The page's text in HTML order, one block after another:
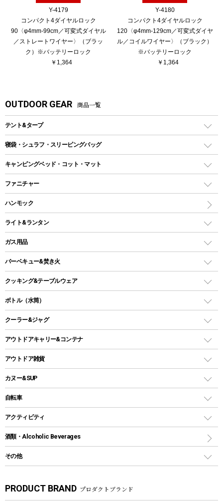
Y-4179
コンパクト4ダイヤルロック
90〈φ4mm-99cm／可変式ダイヤル
／ストレートワイヤー〉（ブラッ
ク）※バッテリーロック
￥1,364
Y-4180
コンパクト4ダイヤルロック
120〈φ4mm-129cm／可変式ダイヤ
ル／コイルワイヤー〉（ブラック）
※バッテリーロック
￥1,364
OUTDOOR GEAR 商品一覧
テント&タープ
テント
ツールームテント
ワンポールテント
シェルターテント
ロッジ型・オリジナルテント
タープ
スクエアタープ（レクタタープ）
メッシュタープ
自立式タープ
パラソル
テントアクセサリー
ペグ
グランドシート
ガイドロープ
ツール
寝袋・シュラフ・スリーピングバッグ
レクタングラー型（封筒型）シュラフ
インナーシュラフ
キャンピングベッド・コット・マット
キャンピングベッド・コット
インフレータブルマット
ファニチャー
アウトドアテーブル
レジャーシート
ハンモック
ライト&ランタン
LEDランタン
ガスランタン
オイルランタン
LEDライト
ヘッドライト
キャンドル
ガス用品
ガスバーナー
ガス缶
ガストーチ、ライター
バーベキュー&焚き火
バーベキューコンロ、グリル
焚き火台タイプ（ロースタイル）グリル
卓上タイプグリル
パーティータイプグリル
鉄板、アミ
焚き火台&ストーブ
火起こし
バーベキューツール
クッキング&テーブルウェア
ダッチオーブン
ホットサンドメーカー
クッカーセット
シェラカップ
クッキングツール
ナイフ
カトラリー
マグカップ、カップ
ボトル（水筒）
ステンレスボトル
コップ付きタイプ
ワンタッチタイプ
プラスチックボトル
ディズニーボトル
クーラー&ジャグ
クーラーボックス
クーラーバッグ
ウォータージャグ
保冷剤
アウトドアキャリー&コンテナ
アウトドアキャリー
アウトドア雑貨
バックパック&バッグ
リュック、バックパック
トートバッグ、サコッシュ
ショッピングキャリー
その他アウトドア雑貨
カヌー&SUP
インフレータブル
カヤック
パドル
ヘルメット
自転車
折りたたみ自転車
スポーツサイクル
シティサイクル
アクティビティ
マリン
ラッシュガード
酒類・Alcoholic Beverages
その他
湯たんぽ
PRODUCT BRAND プロダクトブランド